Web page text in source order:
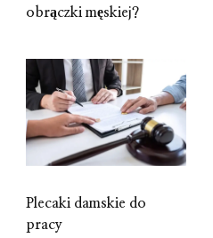
obrączki męskiej?
Plecaki damskie do
pracy